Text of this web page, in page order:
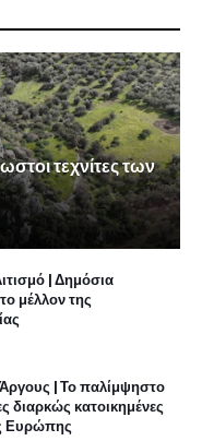
τεχνίτες των
| Δημόσια
μέλλον της
| Το παλίμψηστο
διαρκώς κατοικημένες
Ευρώπης